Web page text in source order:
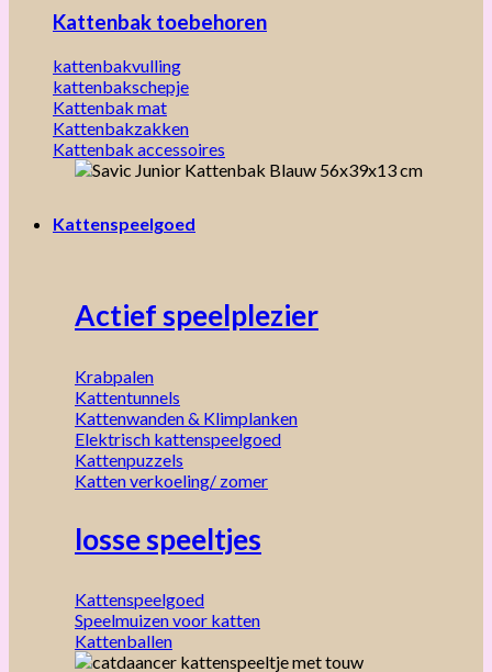
Kattenbak toebehoren
kattenbakvulling
kattenbakschepje
Kattenbak mat
Kattenbakzakken
Kattenbak accessoires
Kattenspeelgoed
Actief speelplezier
Krabpalen
Kattentunnels
Kattenwanden & Klimplanken
Elektrisch kattenspeelgoed
Kattenpuzzels
Katten verkoeling/ zomer
losse speeltjes
Kattenspeelgoed
Speelmuizen voor katten
Kattenballen